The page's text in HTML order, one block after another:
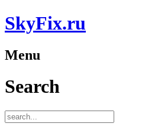
SkyFix.ru
Menu
Search